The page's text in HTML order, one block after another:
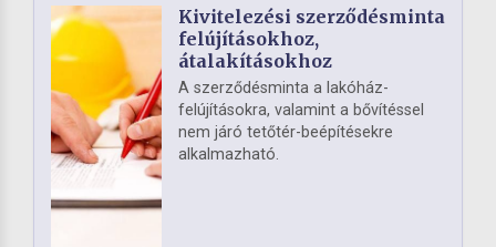
Kivitelezési szerződésminta
felújításokhoz,
átalakításokhoz
A szerződésminta a lakóház-
felújításokra, valamint a bővítéssel
nem járó tetőtér-beépítésekre
alkalmazható.